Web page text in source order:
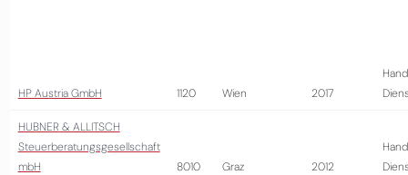
HP Austria GmbH 1120 Wien 2017
HUBNER & ALLITSCH
Steuerberatungsgesellschaft
mbH
8010 Graz 2012